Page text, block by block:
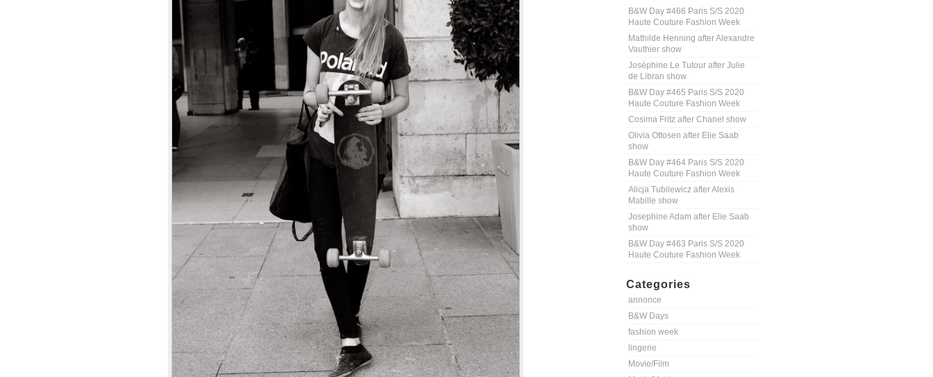
B&W Day #466 Paris S/S 2020
Haute Couture Fashion Week
Mathilde Henning after Alexandre
Vauthier show
Joséphine Le Tutour after Julie
de Libran show
B&W Day #465 Paris S/S 2020
Haute Couture Fashion Week
Cosima Fritz after Chanel show
Olivia Ottosen after Elie Saab
show
B&W Day #464 Paris S/S 2020
Haute Couture Fashion Week
Alicja Tubilewicz after Alexis
Mabille show
Josephine Adam after Elie Saab
show
B&W Day #463 Paris S/S 2020
Haute Couture Fashion Week
Categories
annonce
B&W Days
fashion week
lingerie
Movie/Film